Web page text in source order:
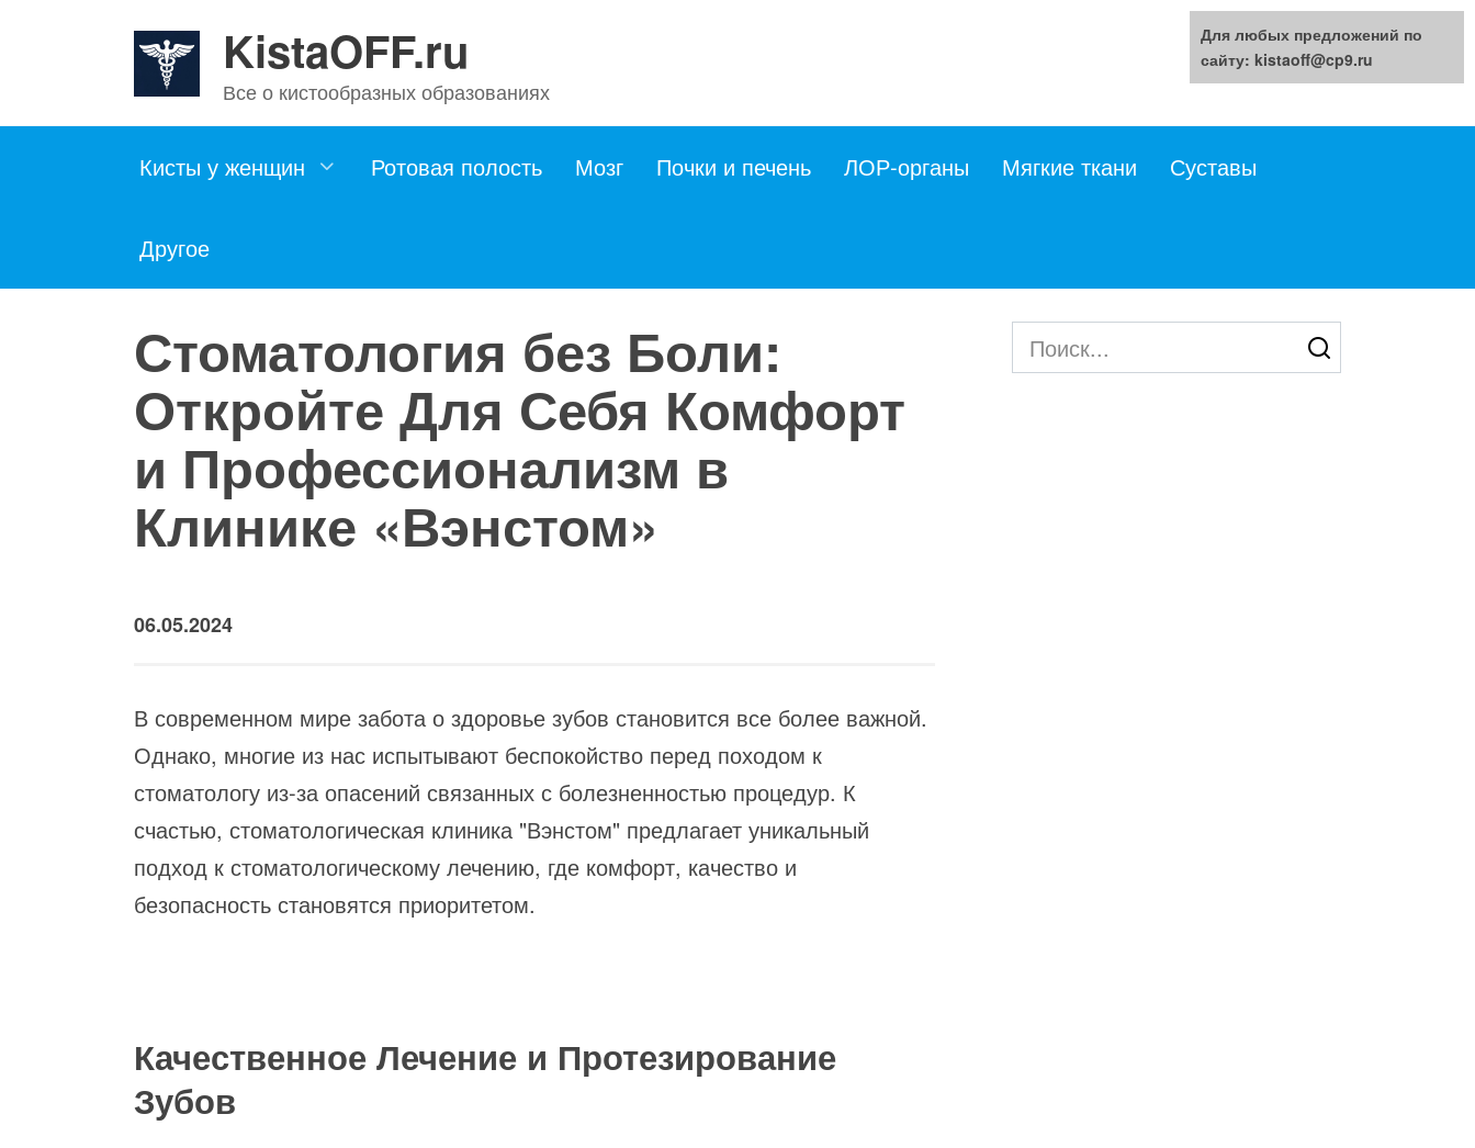
KistaOFF.ru
Все о кистообразных образованиях
Кисты у женщин Ротовая полость Мозг Почки и печень ЛОР-органы Мягкие ткани Суставы
Другое
Стоматология без Боли:
Откройте Для Себя Комфорт
и Профессионализм в
Клинике «Вэнстом»
06.05.2024
В современном мире забота о здоровье зубов становится все более важной.
Однако, многие из нас испытывают беспокойство перед походом к
стоматологу из-за опасений связанных с болезненностью процедур. К
счастью, стоматологическая клиника "Вэнстом" предлагает уникальный
подход к стоматологическому лечению, где комфорт, качество и
безопасность становятся приоритетом.
Качественное Лечение и Протезирование
Зубов
Search
for:
Для любых предложений по
сайту: kistaoff@cp9.ru